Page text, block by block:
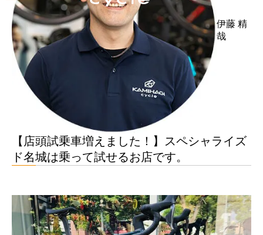
伊藤 精
哉
【店頭試乗車増えました！】スペシャライズ
ド名城は乗って試せるお店です。